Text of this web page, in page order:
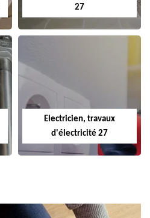
27
Electricien, travaux
d'électricité 27